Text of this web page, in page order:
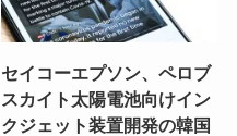
セイコーエプソン、ペロブ
スカイト太陽電池向けイン
クジェット装置開発の韓国